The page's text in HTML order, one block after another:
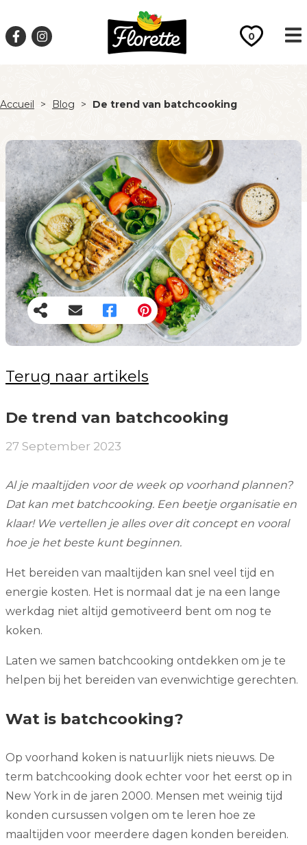
0
Accueil > Blog > De trend van batchcooking
Terug naar artikels
De trend van batchcooking
27 September 2023
Al je maaltijden voor de week op voorhand plannen?
Dat kan met batchcooking. Een beetje organisatie en
klaar! We vertellen je alles over dit concept en vooral
hoe je het beste kunt beginnen.
Het bereiden van maaltijden kan snel veel tijd en
energie kosten. Het is normaal dat je na een lange
werkdag niet altijd gemotiveerd bent om nog te
koken.
Laten we samen batchcooking ontdekken om je te
helpen bij het bereiden van evenwichtige gerechten.
Wat is batchcooking?
Op voorhand koken is natuurlijk niets nieuws. De
term batchcooking dook echter voor het eerst op in
New York in de jaren 2000. Mensen met weinig tijd
konden cursussen volgen om te leren hoe ze
maaltijden voor meerdere dagen konden bereiden.